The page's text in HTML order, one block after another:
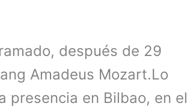
después de 29
Amadeus Mozart.Lo
presencia en Bilbao, en el